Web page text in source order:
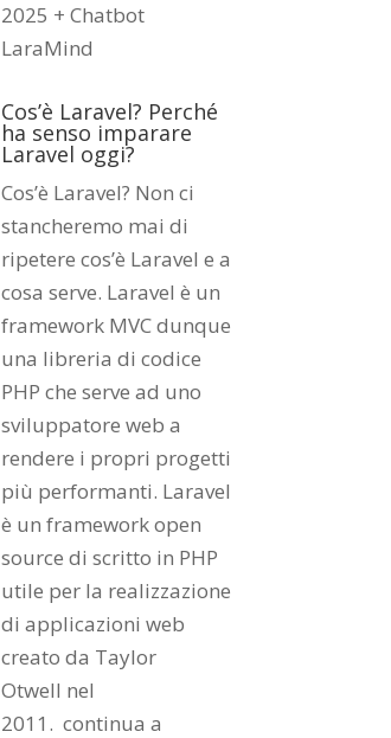
2025 + Chatbot
LaraMind
Cos’è Laravel? Perché
ha senso imparare
Laravel oggi?
Cos’è Laravel? Non ci
stancheremo mai di
ripetere cos’è Laravel e a
cosa serve. Laravel è un
framework MVC dunque
una libreria di codice
PHP che serve ad uno
sviluppatore web a
rendere i propri progetti
più performanti. Laravel
è un framework open
source di scritto in PHP
utile per la realizzazione
di applicazioni web
creato da Taylor
Otwell nel
2011.continua a